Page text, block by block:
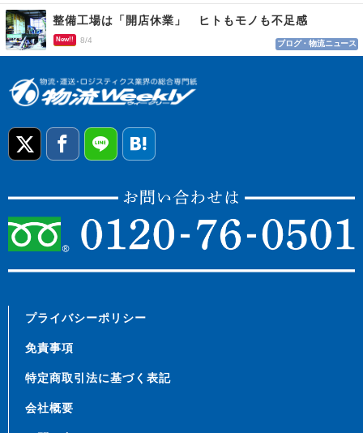
整備工場は「開店休業」 ヒトもモノも不足感
New!! 8/4 ブログ・物流ニュース
プライバシーポリシー
免責事項
特定商取引法に基づく表記
会社概要